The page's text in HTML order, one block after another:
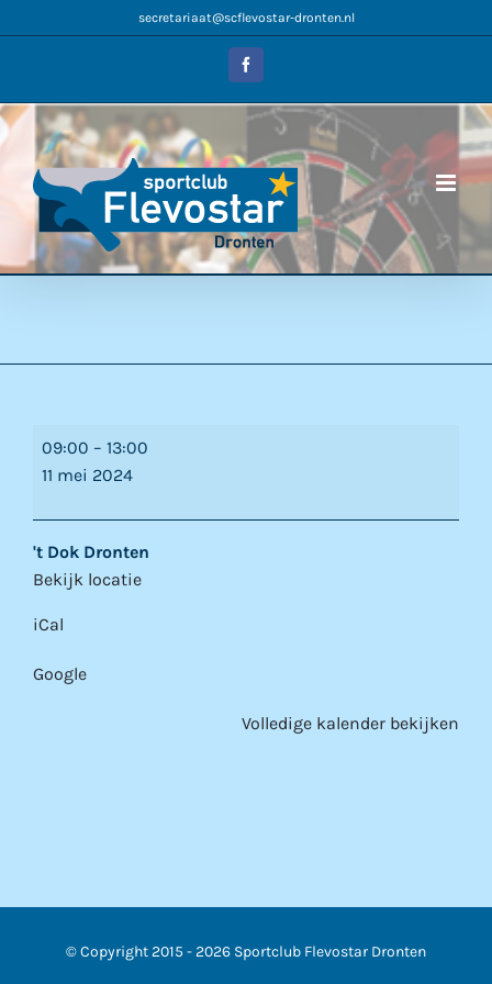
naar
secretariaat@scflevostar-dronten.nl
Facebook
Competitie
09:00 – 13:00
11 mei 2024
't Dok Dronten
Bekijk locatie
iCal
Google
Volledige kalender bekijken
© Copyright 2015 -2026 Sportclub Flevostar Dronten